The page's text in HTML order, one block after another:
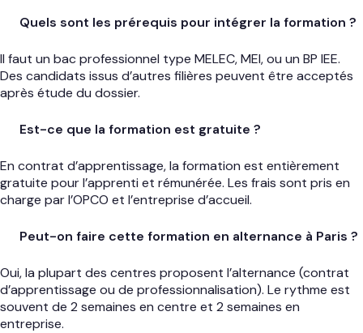
Quels sont les prérequis pour intégrer la formation ?
Il faut un bac professionnel type MELEC, MEI, ou un BP IEE.
Des candidats issus d’autres filières peuvent être acceptés
après étude du dossier.
Est-ce que la formation est gratuite ?
En contrat d’apprentissage, la formation est entièrement
gratuite pour l’apprenti et rémunérée. Les frais sont pris en
charge par l’OPCO et l’entreprise d’accueil.
Peut-on faire cette formation en alternance à Paris ?
Oui, la plupart des centres proposent l’alternance (contrat
d’apprentissage ou de professionnalisation). Le rythme est
souvent de 2 semaines en centre et 2 semaines en
entreprise.